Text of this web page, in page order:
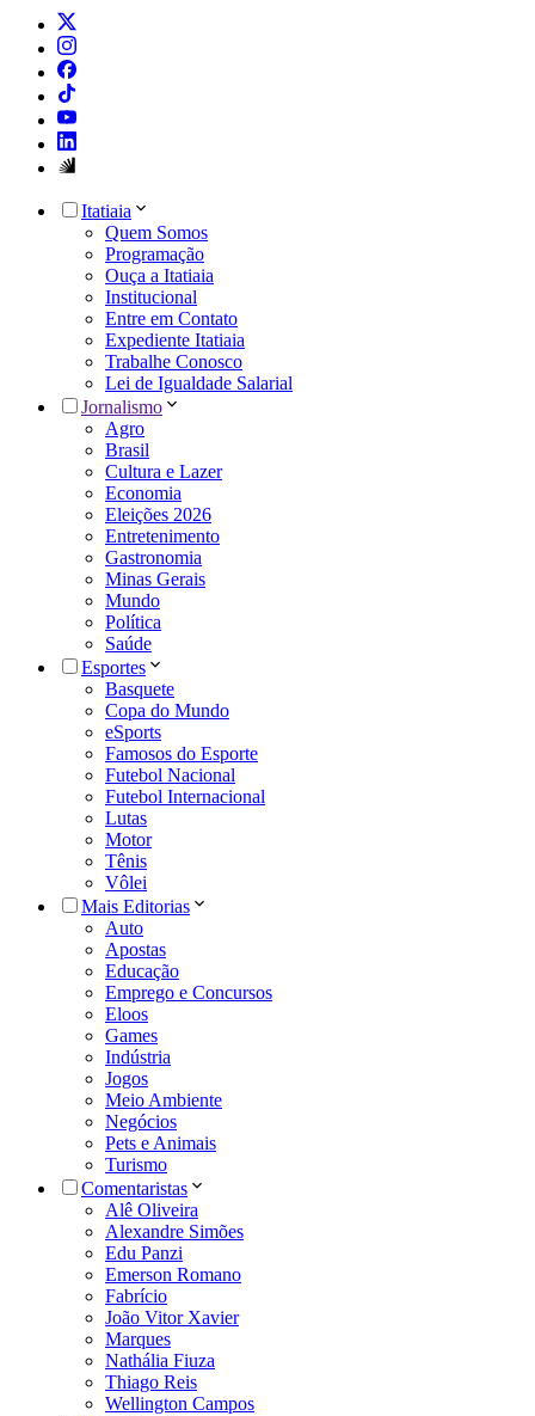
Itatiaia
Quem Somos
Programação
Ouça a Itatiaia
Institucional
Entre em Contato
Expediente Itatiaia
Trabalhe Conosco
Lei de Igualdade Salarial
Jornalismo
Agro
Brasil
Cultura e Lazer
Economia
Eleições 2026
Entretenimento
Gastronomia
Minas Gerais
Mundo
Política
Saúde
Esportes
Basquete
Copa do Mundo
eSports
Famosos do Esporte
Futebol Nacional
Futebol Internacional
Lutas
Motor
Tênis
Vôlei
Mais Editorias
Auto
Apostas
Educação
Emprego e Concursos
Eloos
Games
Indústria
Jogos
Meio Ambiente
Negócios
Pets e Animais
Turismo
Comentaristas
Alê Oliveira
Alexandre Simões
Edu Panzi
Emerson Romano
Fabrício
João Vitor Xavier
Marques
Nathália Fiuza
Thiago Reis
Wellington Campos